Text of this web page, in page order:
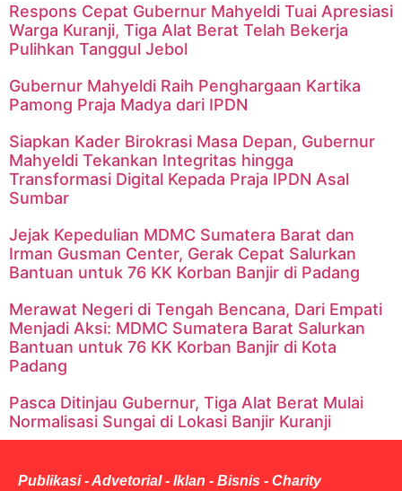
Respons Cepat Gubernur Mahyeldi Tuai Apresiasi
Warga Kuranji, Tiga Alat Berat Telah Bekerja
Pulihkan Tanggul Jebol
Gubernur Mahyeldi Raih Penghargaan Kartika
Pamong Praja Madya dari IPDN
Siapkan Kader Birokrasi Masa Depan, Gubernur
Mahyeldi Tekankan Integritas hingga
Transformasi Digital Kepada Praja IPDN Asal
Sumbar
Jejak Kepedulian MDMC Sumatera Barat dan
Irman Gusman Center, Gerak Cepat Salurkan
Bantuan untuk 76 KK Korban Banjir di Padang
Merawat Negeri di Tengah Bencana, Dari Empati
Menjadi Aksi: MDMC Sumatera Barat Salurkan
Bantuan untuk 76 KK Korban Banjir di Kota
Padang
Pasca Ditinjau Gubernur, Tiga Alat Berat Mulai
Normalisasi Sungai di Lokasi Banjir Kuranji
Publikasi - Advetorial - Iklan - Bisnis - Charity